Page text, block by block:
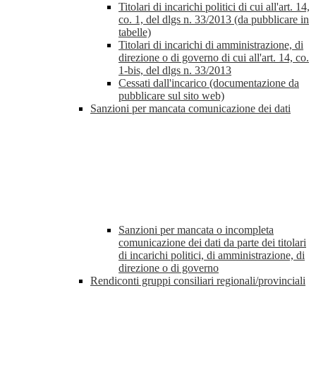
Titolari di incarichi politici di cui all'art. 14,
co. 1, del dlgs n. 33/2013 (da pubblicare in
tabelle)
Titolari di incarichi di amministrazione, di
direzione o di governo di cui all'art. 14, co.
1-bis, del dlgs n. 33/2013
Cessati dall'incarico (documentazione da
pubblicare sul sito web)
Sanzioni per mancata comunicazione dei dati
Sanzioni per mancata o incompleta
comunicazione dei dati da parte dei titolari
di incarichi politici, di amministrazione, di
direzione o di governo
Rendiconti gruppi consiliari regionali/provinciali